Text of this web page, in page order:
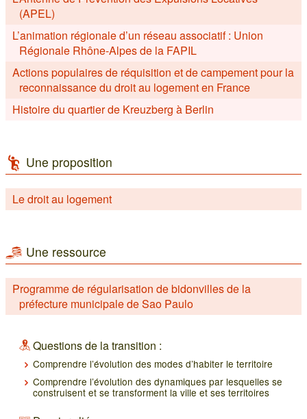
(APEL)
L’animation régionale d’un réseau associatif : Union
Régionale Rhône-Alpes de la FAPIL
Actions populaires de réquisition et de campement pour la
reconnaissance du droit au logement en France
Histoire du quartier de Kreuzberg à Berlin
Une proposition
Le droit au logement
Une ressource
Programme de régularisation de bidonvilles de la
préfecture municipale de Sao Paulo
Questions de la transition :
Comprendre l’évolution des modes d’habiter le territoire
Comprendre l’évolution des dynamiques par lesquelles se
construisent et se transforment la ville et ses territoires